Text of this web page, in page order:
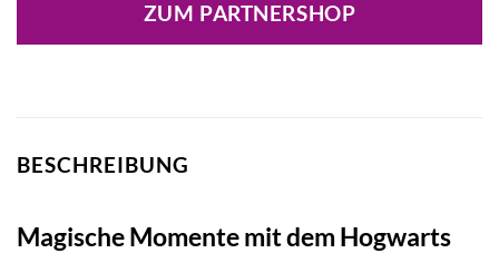
ZUM PARTNERSHOP
BESCHREIBUNG
Magische Momente mit dem Hogwarts